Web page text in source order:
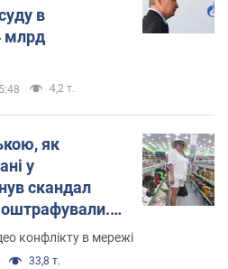
в
млрд
4,2 т.
як
у
скандал
оштрафували.
конфлікту в мережі
33,8 т.